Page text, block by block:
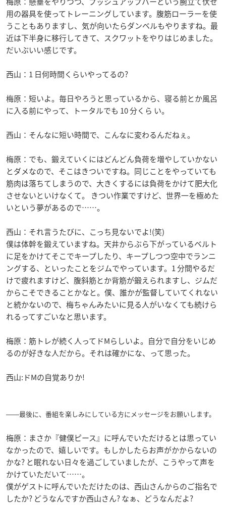
用の器具を使ってトレーニングしています。腹筋ローラーを使
うこともありますし、気が向いたらダンベルもやりますね。最
近は下半身に移行してきて、スクワットをやりはじめました。
だいぶいい感じです。
西山：1 日何時間くらいやってるの?
梅原：短いよ。毎日やろうと思っているから、寝る前とか風呂
に入る前にやって、トータルでも 10 分くら い。
西山：そんなに短い時間で、こんなに変わるんだねぇ。
梅原：でも、鍛えていくにはどんどん負荷を増やしていかない
とダメなので、そこはきついですね。同じことをやっていても
筋肉は落ちてしまうので、大きくするには負荷をかけて肥大化
させないといけなくて。 きつい作業ですけど、世界一を極めた
いという夢があるので……。
西山：それ言うたびに、こっち見ないでよ!(笑)
僕は体幹を鍛えていますね。天井からぶら下がっているベルト
に足をかけてそこでキープしたり、キープしつつ空中でランニ
ングする、といったことをジムでやっています。1 分間やるだ
けで疲れますけど、腹斜筋とか背筋が鍛えられますし、ジムだ
からこそできることかなと。僕、誰かが監督していてくれない
と続かないので、梅ちゃんみたいに見る人がいなくても続けら
れるってすごいなと思います。
梅原：筋トレが続く人ってドMらしいよ。自分で自分をいじめ
るのが好きな人だから。それは確かにな、って思った。
西山:ドMの自覚ありか!
――最後に、番組を楽しみにしている方にメッセージをお願いします。
梅原：まさか『健僕ピース』に呼んでいただけるとは思ってい
なかったので、嬉しいです。もしかしたらお声がかからないの
かな? と眠れない日々を過ごしていましたが、こうやって声を
かけていただいて……。
僕がゲストに呼んでいただけたのは、西山さんからのご指名で
したか? どうなんですか西山さん? なぁ、どうなんだよ?